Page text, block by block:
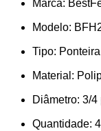
Marca:
Modelo:
Tipo:
Material:
Diâmetro: 3/
Quantidade: